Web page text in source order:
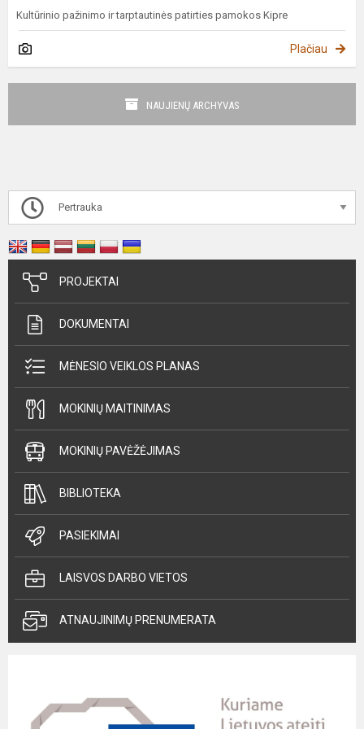
Kultūrinio pažinimo ir tarptautinės patirties pamokos Kipre
Plačiau
NAUJIENŲ ARCHYVAS
Pertrauka
PROJEKTAI
DOKUMENTAI
MĖNESIO VEIKLOS PLANAS
MOKINIŲ MAITINIMAS
MOKINIŲ PAVĖŽĖJIMAS
BIBLIOTEKA
PASIEKIMAI
LAISVOS DARBO VIETOS
ATNAUJINIMŲ PRENUMERATA